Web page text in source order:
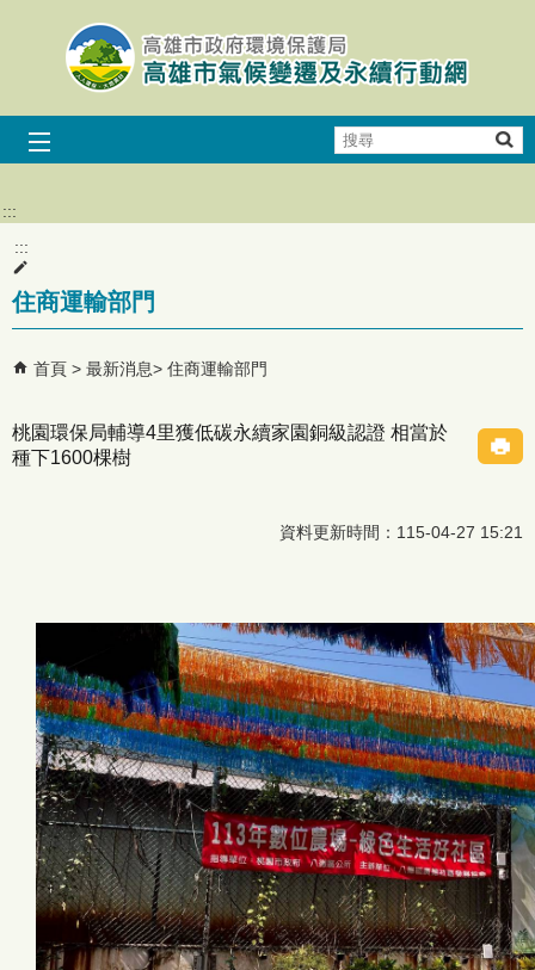
跳到主要內容區塊
搜
尋
:::
:::
住商運輸部門
首頁 最新消息 住商運輸部門
桃園環保局輔導4里獲低碳永續家園銅級認證 相當於
種下1600棵樹
資料更新時間：115-04-27 15:21